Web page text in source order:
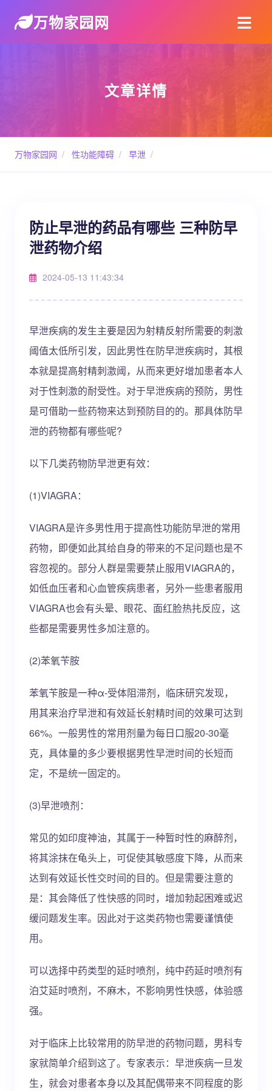
万物家园网
文章详情
万物家园网 / 性功能障碍 / 早泄 /
防止早泄的药品有哪些 三种防早
泄药物介绍
2024-05-13 11:43:34
早泄疾病的发生主要是因为射精反射所需要的刺激
阈值太低所引发，因此男性在防早泄疾病时，其根
本就是提高射精刺激阈，从而来更好增加患者本人
对于性刺激的耐受性。对于早泄疾病的预防，男性
是可借助一些药物来达到预防目的的。那具体防早
泄的药物都有哪些呢?
以下几类药物防早泄更有效：
(1)VIAGRA：
VIAGRA是许多男性用于提高性功能防早泄的常用
药物，即便如此其给自身的带来的不足问题也是不
容忽视的。部分人群是需要禁止服用VIAGRA的，
如低血压者和心血管疾病患者，另外一些患者服用
VIAGRA也会有头晕、眼花、面红脸热扥反应，这
些都是需要男性多加注意的。
(2)苯氧苄胺
苯氧苄胺是一种α-受体阻滞剂，临床研究发现，
用其来治疗早泄和有效延长射精时间的效果可达到
66%。一般男性的常用剂量为每日口服20-30毫
克，具体量的多少要根据男性早泄时间的长短而
定，不是统一固定的。
(3)早泄喷剂：
常见的如印度神油，其属于一种暂时性的麻醉剂，
将其涂抹在龟头上，可促使其敏感度下降，从而来
达到有效延长性交时间的目的。但是需要注意的
是：其会降低了性快感的同时，增加勃起困难或迟
缓问题发生率。因此对于这类药物也需要谨慎使
用。
可以选择中药类型的延时喷剂，纯中药延时喷剂有
泊艾延时喷剂，不麻木，不影响男性快感，体验感
强。
对于临床上比较常用的防早泄的药物问题，男科专
家就简单介绍到这了。专家表示：早泄疾病一旦发
生，就会对患者本身以及其配偶带来不同程度的影